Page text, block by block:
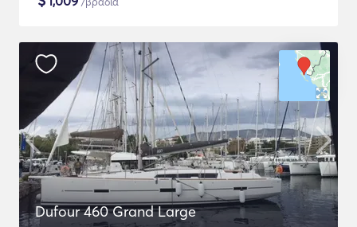
Dufour 460 Grand Large